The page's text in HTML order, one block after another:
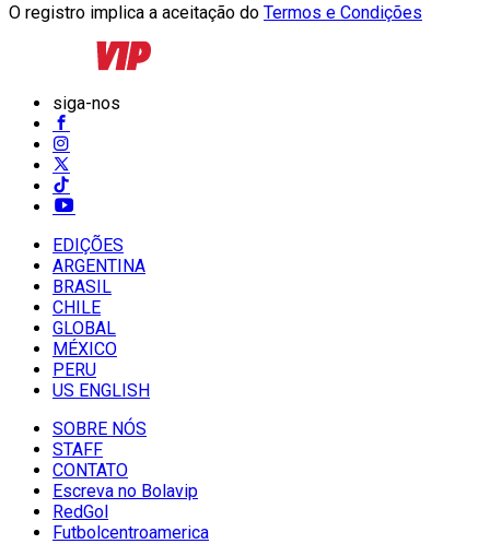
O registro implica a aceitação do Termos e Condições
siga-nos
EDIÇÕES
ARGENTINA
BRASIL
CHILE
GLOBAL
MÉXICO
PERU
US ENGLISH
SOBRE NÓS
STAFF
CONTATO
Escreva no Bolavip
RedGol
Futbolcentroamerica